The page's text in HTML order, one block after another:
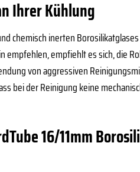
Ihrer Kühlung
chemisch inerten
empfiehlt es sich, die
von aggressiven
bei der Reinigung keine
16/11mm